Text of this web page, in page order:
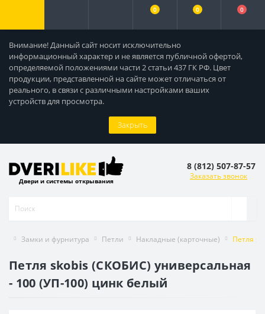
Внимание! Данный сайт носит исключительно
информационный характер и не является публичной офертой,
определяемой положениями части 2 статьи 437 ГК РФ. Цвет
продукции, представленной на сайте может отличаться от
реального, в связи с различными настройками ваших
устройств для просмотра.
Закрыть
0 0 0
Двери и системы открывания
8 (812) 507-87-57
Заказать звонок
Замки и фурнитура Петли Накладные (карточные) Петля
Петля skobis (СКОБИС) универсальная
- 100 (УП-100) цинк белый